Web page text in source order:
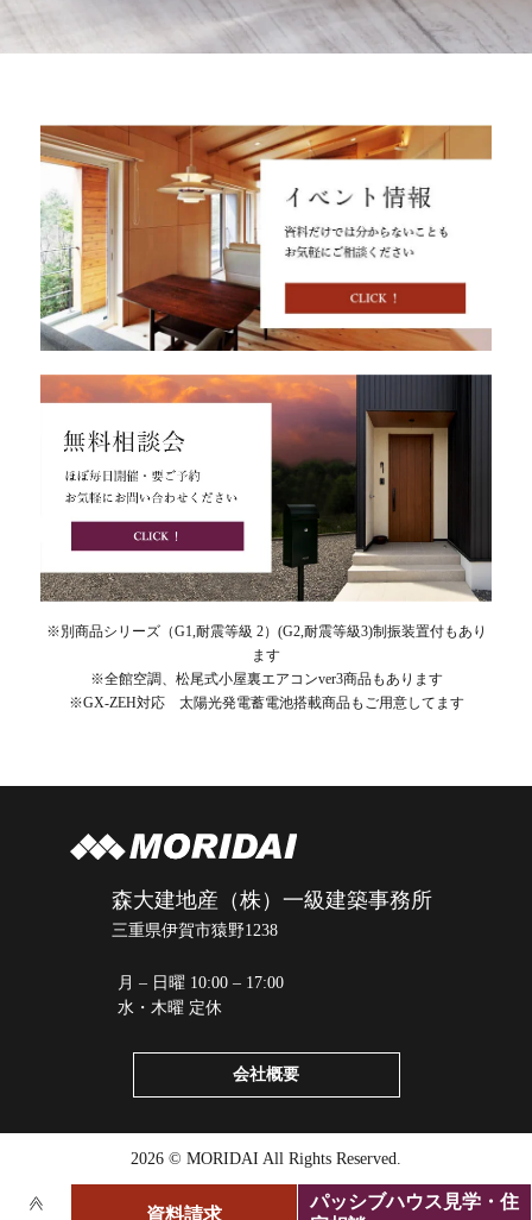
資料請求
パッシブハウス見学・住
※別商品シリーズ（G1,耐震等級 2）(G2,耐震等級3)制振装置付もあり
ます
※全館空調、松尾式小屋裏エアコンver3商品もあります
※GX-ZEH対応 太陽光発電蓄電池搭載商品もご用意してます
森大建地産（株）一級建築事務所
三重県伊賀市猿野1238
月 – 日曜 10:00 – 17:00
水・木曜 定休
会社概要
2026 © MORIDAI All Rights Reserved.